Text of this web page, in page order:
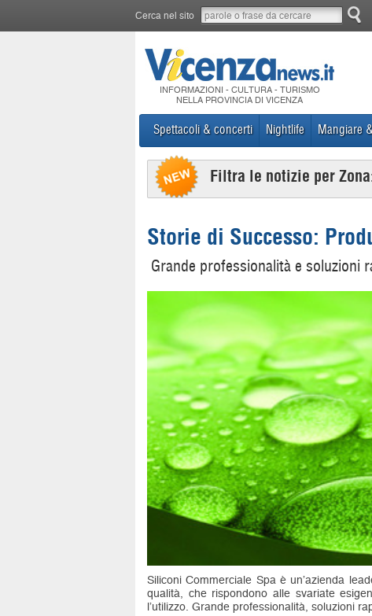
Cerca nel sito
INFORMAZIONI - CULTURA - TURISMO
NELLA PROVINCIA DI VICENZA
Spettacoli & concerti Nightlife Mangiare
Filtra le notizie per
Storie di Successo:
Grande professionalità e soluzioni
Siliconi Commerciale Spa è un’azienda
qualità, che rispondono alle svariate
l’utilizzo. Grande professionalità, soluzioni